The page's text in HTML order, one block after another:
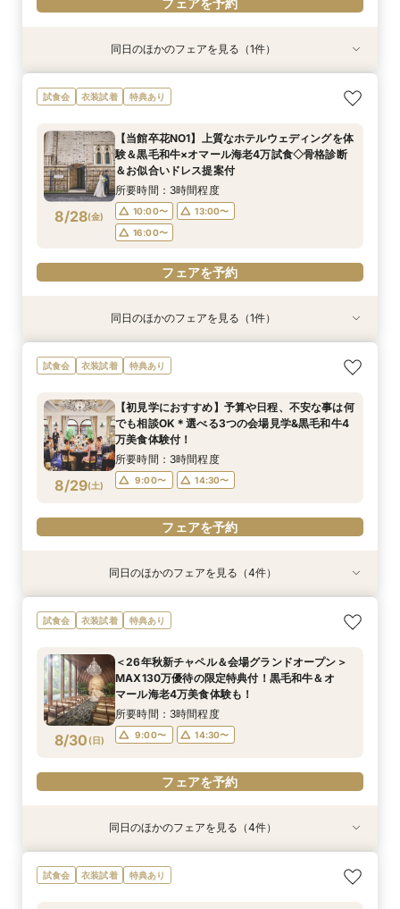
フェアを予約
衣装試着 特典あり
8/27(木)
【初見学におすすめ】相談会×上質ホテルウェ
ディング体験＊選べる3つの会場見学&黒毛和牛4
所要時間：3時間程度
10:00〜
13:00〜
16:00〜
フェアを予約
同日のほかのフェアを見る（1件）
試食会 衣装試着 特典あり
8/28(金)
【当館卒花NO1】上質なホテルウェディングを体
験＆黒毛和牛×オマール海老4万試食◇骨格診断
＆お似合いドレス提案付
所要時間：3時間程度
10:00〜
13:00〜
16:00〜
フェアを予約
衣装試着 特典あり
8/28(金)
【初見学におすすめ】相談会×上質ホテルウェ
ディング体験＊選べる3つの会場見学&黒毛和牛4
所要時間：3時間程度
10:00〜
16:00〜
同日のほかのフェアを見る（1件）
試食会 衣装試着 特典あり
8/29(土)
【初見学におすすめ】予算や日程、不安な事は何
でも相談OK＊選べる3つの会場見学&黒毛和牛4
万美食体験付！
所要時間：3時間程度
9:00〜 14:30〜
フェアを予約
衣装試着 特典あり
8/29(土)
【緑に囲まれたガーデン付上質ホテル】開放的な
上質空間＆卒花人気の演出体験！黒毛和牛4万試
所要時間：3時間程度
9:00〜 14:30〜
フェアを予約
衣装試着 特典あり
8/29(土)
【歴史感じる独立ステンドグラス大聖堂】記憶に
残る圧巻の空間美＆おもてなし美食を体験！黒毛
所要時間：3時間程度
9:00〜 14:30〜
フェアを予約
衣装試着 特典あり
8/29(土)
＜26年秋新チャペル＆会場グランドオープン＞
MAX130万優待の限定特典付！黒毛和牛＆オ
所要時間：3時間程度
9:05〜 14:30〜
フェアを予約
衣装試着 特典あり
8/29(土)
【洗練されたホテルウェディング】五ツ星クラス
のおもてなしを体験！黒毛和牛4万試食で美食を
所要時間：3時間程度
9:00〜 14:30〜
フェアを予約
同日のほかのフェアを見る（4件）
試食会 衣装試着 特典あり
8/30 (日)
＜26年秋新チャペル＆会場グランドオープン＞
MAX130万優待の限定特典付！黒毛和牛＆オ
マール海老4万美食体験も！
所要時間：3時間程度
9:00〜 14:30〜
フェアを予約
衣装試着 特典あり
【緑に囲まれたガーデン付上質ホテル】開放的な
上質空間＆卒花人気の演出体験！黒毛和牛4万試
衣装試着 特典あり
【歴史感じる独立ステンドグラス大聖堂】記憶に
残る圧巻の空間美＆おもてなし美食を体験！黒毛
衣装試着 特典あり
【洗練されたホテルウェディング】五ツ星クラス
のおもてなしを体験！黒毛和牛4万試食で美食を
衣装試着 特典あり
【初見学におすすめ】予算や日程、不安な事は何
でも相談OK＊選べる3つの会場見学&黒毛和牛4
同日のほかのフェアを見る（4件）
試食会 衣装試着 特典あり